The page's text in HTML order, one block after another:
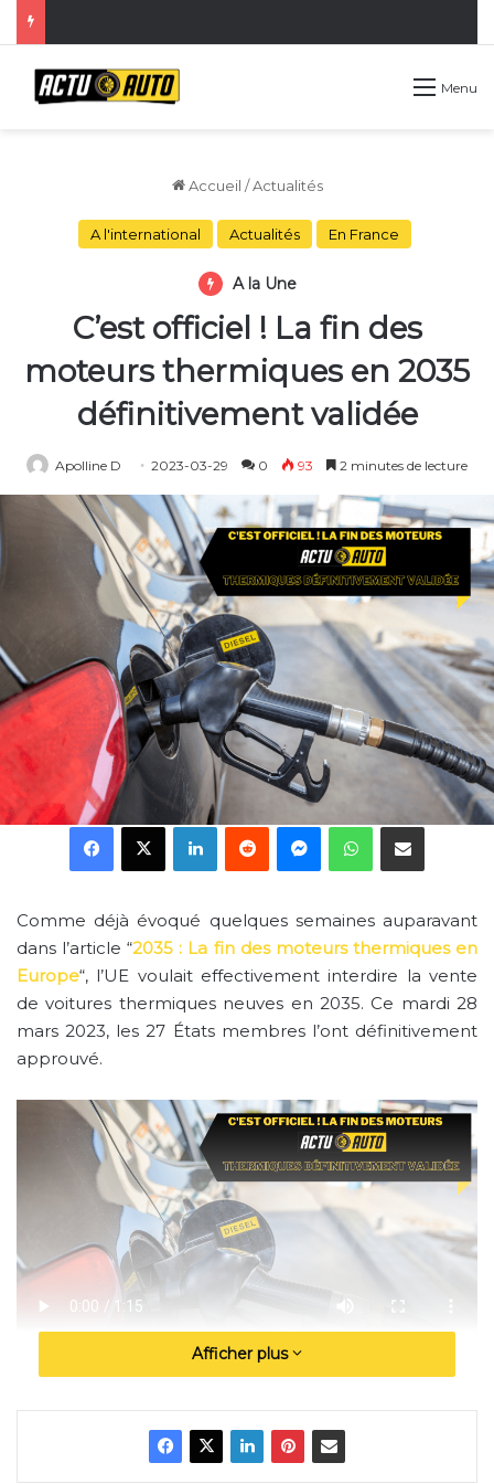
Menu
Accueil / Actualités
A l'international Actualités En France
A la Une
C’est officiel ! La fin des
moteurs thermiques en 2035
définitivement validée
Apolline D 2023-03-29 0 93 2 minutes de lecture
Facebook
X LinkedinRedditMessengerWhatsApp
Partager par email
Comme déjà évoqué quelques semaines auparavant
dans l’article “2035 : La fin des moteurs thermiques en
Europe“, l’UE voulait effectivement interdire la vente
de voitures thermiques neuves en 2035. Ce mardi 28
mars 2023, les 27 États membres l’ont définitivement
approuvé.
C’est officiel ! La fin des moteurs thermiques
Pourquoi la fin des moteurs
Afficher plus